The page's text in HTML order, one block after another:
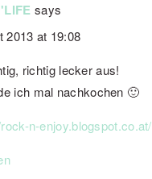
says
2013 at 19:08
richtig lecker aus!
ich mal nachkochen 🙂
n-enjoy.blogspot.co.at/